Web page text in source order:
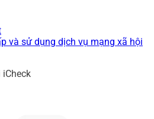
và sử dụng dịch vụ mạng xã hội
iCheck